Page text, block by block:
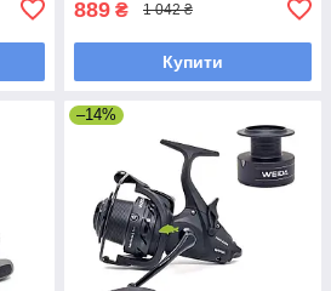
889 ₴ 1 042 ₴
Купити
–14%